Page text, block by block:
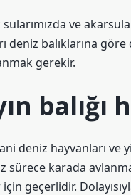
sularımızda ve
deniz balıklarına
gerekir.
balığı
deniz hayvanları ve
sürece karada
geçerlidir.